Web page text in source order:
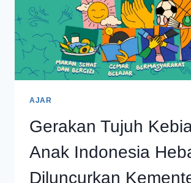
MENENGAH
AJAR
Gerakan Tujuh
Anak Indonesia
Diluncurkan